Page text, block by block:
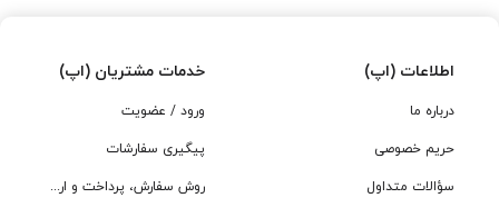
اطلاعات (اپ)
درباره ما
حریم خصوصی
سؤالات متداول
خدمات مشتریان (اپ)
ورود / عضویت
پیگیری سفارشات
روش سفارش، پرداخت و ارسال